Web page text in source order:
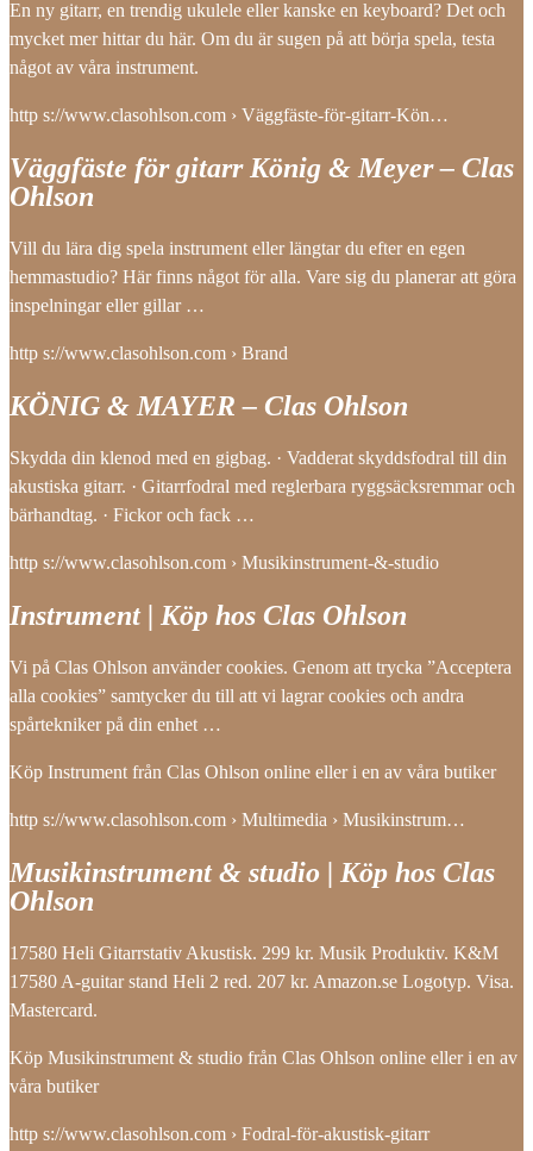
En ny gitarr, en trendig ukulele eller kanske en keyboard? Det och
mycket mer hittar du här. Om du är sugen på att börja spela, testa
något av våra instrument.
http s://www.clasohlson.com › Väggfäste-för-gitarr-Kön…
Väggfäste för gitarr König & Meyer – Clas
Ohlson
Vill du lära dig spela instrument eller längtar du efter en egen
hemmastudio? Här finns något för alla. Vare sig du planerar att göra
inspelningar eller gillar …
http s://www.clasohlson.com › Brand
KÖNIG & MAYER – Clas Ohlson
Skydda din klenod med en gigbag. · Vadderat skyddsfodral till din
akustiska gitarr. · Gitarrfodral med reglerbara ryggsäcksremmar och
bärhandtag. · Fickor och fack …
http s://www.clasohlson.com › Musikinstrument-&-studio
Instrument | Köp hos Clas Ohlson
Vi på Clas Ohlson använder cookies. Genom att trycka ”Acceptera
alla cookies” samtycker du till att vi lagrar cookies och andra
spårtekniker på din enhet …
Köp Instrument från Clas Ohlson online eller i en av våra butiker
http s://www.clasohlson.com › Multimedia › Musikinstrum…
Musikinstrument & studio | Köp hos Clas
Ohlson
17580 Heli Gitarrstativ Akustisk. 299 kr. Musik Produktiv. K&M
17580 A-guitar stand Heli 2 red. 207 kr. Amazon.se Logotyp. Visa.
Mastercard.
Köp Musikinstrument & studio från Clas Ohlson online eller i en av
våra butiker
http s://www.clasohlson.com › Fodral-för-akustisk-gitarr